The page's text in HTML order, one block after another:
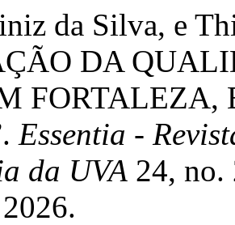
da Silva, e
DA
FORTALEZA,
Essentia -
da UVA 24, no.